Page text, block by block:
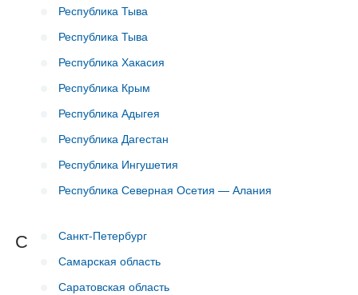
Республика Тыва
Республика Тыва
Республика Хакасия
Республика Крым
Республика Адыгея
Республика Дагестан
Республика Ингушетия
Республика Северная Осетия — Алания
С
Санкт-Петербург
Самарская область
Саратовская область